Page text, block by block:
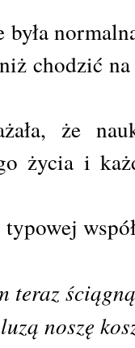
chodzić
że
życia i
teraz
noszę